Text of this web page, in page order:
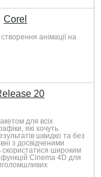
Corel
анімації на
20
для всіх
які хочуть
швидко та без
з досвідченими
широким
Cinema 4D для